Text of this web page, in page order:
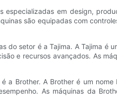
em design,
são equipadas com
setor é a Tajima. A Tajima é
e recursos avançados. As
a Brother. A Brother é um
As máquinas da